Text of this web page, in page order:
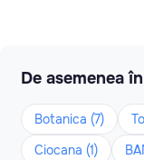
De asemenea
Botanica (7)
Ciocana (1)